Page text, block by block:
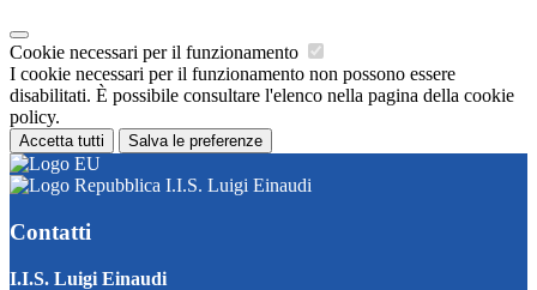
Cookie necessari per il funzionamento
I cookie necessari per il funzionamento non possono essere
disabilitati. È possibile consultare l'elenco nella pagina della cookie
policy.
Accetta tutti Salva le preferenze
I.I.S. Luigi Einaudi
Contatti
I.I.S. Luigi Einaudi